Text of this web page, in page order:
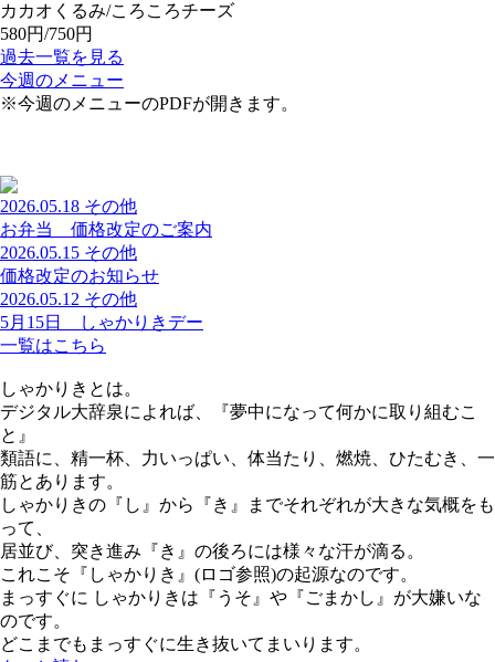
カカオくるみ/ころころチーズ
580円/750円
過去一覧を見る
今週のメニュー
※今週のメニューのPDFが開きます。
2026.05.18 その他
お弁当 価格改定のご案内
2026.05.15 その他
価格改定のお知らせ
2026.05.12 その他
5月15日 しゃかりきデー
一覧はこちら
しゃかりきとは。
デジタル大辞泉によれば、『夢中になって何かに取り組むこ
と』
類語に、精一杯、力いっぱい、体当たり、燃焼、ひたむき、一
筋とあります。
しゃかりきの『し』から『き』までそれぞれが大きな気概をも
って、
居並び、突き進み『き』の後ろには様々な汗が滴る。
これこそ『しゃかりき』(ロゴ参照)の起源なのです。
まっすぐに しゃかりきは『うそ』や『ごまかし』が大嫌いな
のです。
どこまでもまっすぐに生き抜いてまいります。